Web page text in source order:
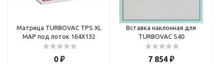
Матрица TURBOVAC TPS XL
MAP под лоток 164X132
0₽
Вставка наклонная для
TURBOVAC S40
7 854 ₽